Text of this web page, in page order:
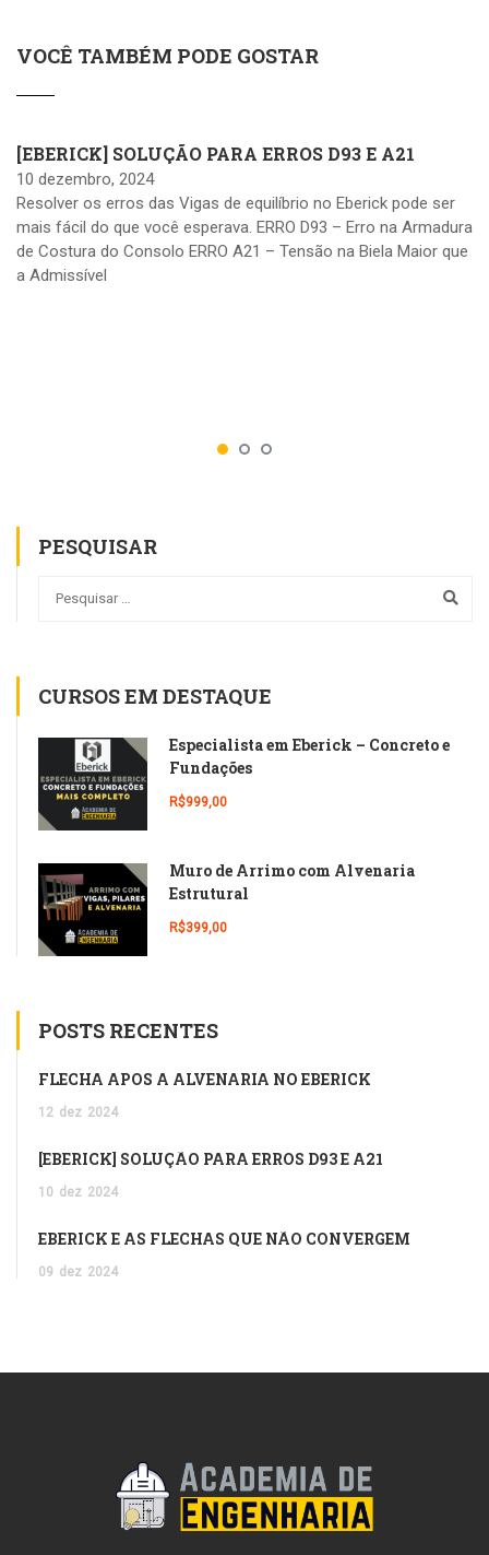
VOCÊ TAMBÉM PODE GOSTAR
[EBERICK] SOLUÇÃO PARA ERROS D93 E A21
10 dezembro, 2024
Resolver os erros das Vigas de equilíbrio no Eberick pode ser
mais fácil do que você esperava. ERRO D93 – Erro na Armadura
de Costura do Consolo ERRO A21 – Tensão na Biela Maior que
a Admissível
PESQUISAR
CURSOS EM DESTAQUE
Especialista em Eberick – Concreto e
Fundações
R$999,00
Muro de Arrimo com Alvenaria
Estrutural
R$399,00
POSTS RECENTES
FLECHA APÓS A ALVENARIA NO EBERICK
12 dez 2024
[EBERICK] SOLUÇÃO PARA ERROS D93 E A21
10 dez 2024
EBERICK E AS FLECHAS QUE NÃO CONVERGEM
09 dez 2024